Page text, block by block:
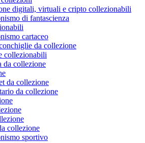
digitali, virtuali e cripto collezionabili
di fantascienza
cartaceo
da collezione
collezionabili
da collezione
da collezione
da collezione
collezione
sportivo